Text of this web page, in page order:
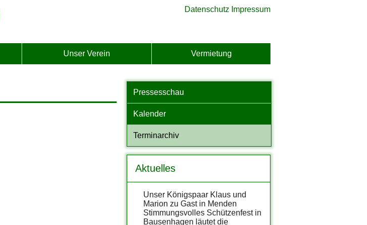
Unser Verein Vermietung
Datenschutz Impressum
Pressesschau
Kalender
Terminarchiv
Aktuelles
Unser Königspaar Klaus und
Marion zu Gast in Menden
Stimmungsvolles Schützenfest in
Bausenhagen läutet die